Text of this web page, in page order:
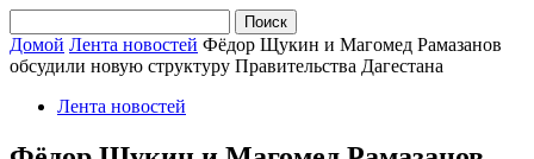
Домой Лента новостей Фёдор Щукин и Магомед Рамазанов
обсудили новую структуру Правительства Дагестана
Лента новостей